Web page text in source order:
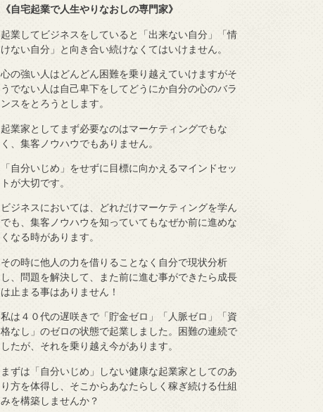
《自宅起業で人生やりなおしの専門家》
起業してビジネスをしていると「出来ない自分」「情
けない自分」と向き合い続けなくてはいけません。
心の強い人はどんどん困難を乗り越えていけますがそ
うでない人は自己卑下をしてどうにか自分の心のバラ
ンスをとろうとします。
起業家としてまず必要なのはマーケティングでもな
く、集客ノウハウでもありません。
「自分いじめ」をせずに目標に向かえるマインドセッ
トが大切です。
ビジネスにおいては、どれだけマーケティングを学ん
でも、集客ノウハウを知っていてもなぜか前に進めな
くなる時があります。
その時に他人の力を借りることなく自分で現状分析
し、問題を解決して、また前に進む事ができたら成長
は止まる事はありません！
私は４０代の遅咲きで「貯金ゼロ」「人脈ゼロ」「資
格なし」のゼロの状態で起業しました。困難の連続で
したが、それを乗り越え今があります。
まずは「自分いじめ」しない健康な起業家としてのあ
り方を体得し、そこからあなたらしく稼ぎ続ける仕組
みを構築しませんか？